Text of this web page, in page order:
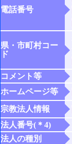
電話番号
県・市町村コー
ド
コメント等
ホームページ等
宗教法人情報
法人番号(＊4)
法人の種別